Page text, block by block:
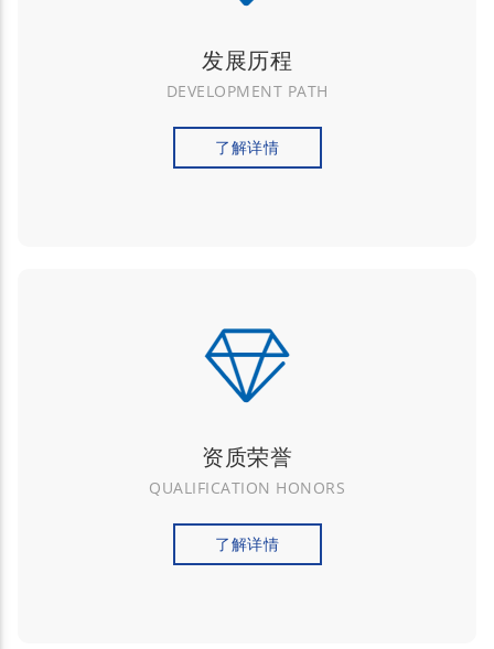
发展历程
DEVELOPMENT PATH
了解详情
资质荣誉
QUALIFICATION HONORS
了解详情